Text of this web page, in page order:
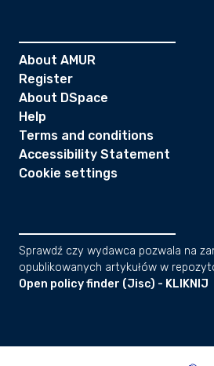
About AMUR
Register
About DSpace
Help
Terms and conditions
Accessibility Statement
Cookie settings
Sprawdź czy wydawca pozwala na
opublikowanych artykułów w
Open policy finder (Jisc) - KLIKNIJ